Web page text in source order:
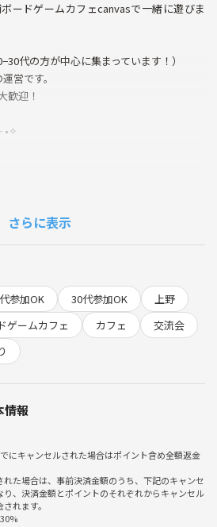
ードゲームカフェcanvasで一緒に遊びま
代の方が中心に集まっています！）
営です。
歓迎！
4-9-2たいまるビル4階
放題）
さらに表示
参加OK 30代参加OK
上野
ゲームカフェ カフェ
交流会
情報
にキャンセルされた場合はポイント含め全額返金
れた場合は、事前決済金額のうち、下記のキャンセ
り、決済金額とポイントのそれぞれからキャンセル
れます。